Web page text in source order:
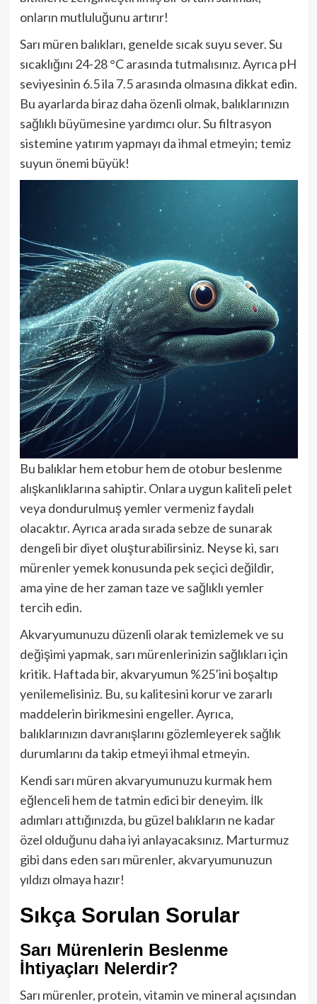
onların mutluluğunu artırır!
Sarı müren balıkları, genelde sıcak suyu sever. Su
sıcaklığını 24-28 °C arasında tutmalısınız. Ayrıca pH
seviyesinin 6.5 ila 7.5 arasında olmasına dikkat edin.
Bu ayarlarda biraz daha özenli olmak, balıklarınızın
sağlıklı büyümesine yardımcı olur. Su filtrasyon
sistemine yatırım yapmayı da ihmal etmeyin; temiz
suyun önemi büyük!
Bu balıklar hem etobur hem de otobur beslenme
alışkanlıklarına sahiptir. Onlara uygun kaliteli pelet
veya dondurulmuş yemler vermeniz faydalı
olacaktır. Ayrıca arada sırada sebze de sunarak
dengeli bir diyet oluşturabilirsiniz. Neyse ki, sarı
mürenler yemek konusunda pek seçici değildir,
ama yine de her zaman taze ve sağlıklı yemler
tercih edin.
Akvaryumunuzu düzenli olarak temizlemek ve su
değişimi yapmak, sarı mürenlerinizin sağlıkları için
kritik. Haftada bir, akvaryumun %25’ini boşaltıp
yenilemelisiniz. Bu, su kalitesini korur ve zararlı
maddelerin birikmesini engeller. Ayrıca,
balıklarınızın davranışlarını gözlemleyerek sağlık
durumlarını da takip etmeyi ihmal etmeyin.
Kendi sarı müren akvaryumunuzu kurmak hem
eğlenceli hem de tatmin edici bir deneyim. İlk
adımları attığınızda, bu güzel balıkların ne kadar
özel olduğunu daha iyi anlayacaksınız. Marturmuz
gibi dans eden sarı mürenler, akvaryumunuzun
yıldızı olmaya hazır!
Sıkça Sorulan Sorular
Sarı Mürenlerin Beslenme
İhtiyaçları Nelerdir?
Sarı mürenler, protein, vitamin ve mineral açısından